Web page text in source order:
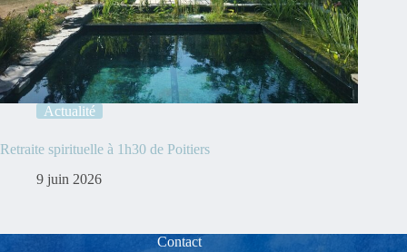
Actualité
Retraite spirituelle à 1h30 de Poitiers
9 juin 2026
Contact